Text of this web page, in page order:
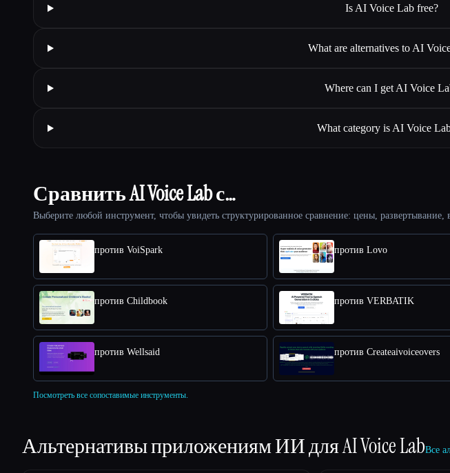
Is AI Voice Lab free?
What are alternatives to AI
Where can I get AI Voice
What category is AI Voice
Сравнить AI Voice Lab с…
Выберите любой инструмент, чтобы увидеть структурированное сравнение: цены,
против VoiSpark против Lovo
против Childbook против VERBATIK
против Wellsaid против Createaivoiceovers
Посмотреть все сопоставимые инструменты.
Альтернативы приложениям ИИ дляAI Voice LabВсе